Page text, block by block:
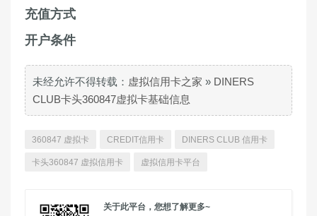
充值方式
开户条件
未经允许不得转载： 虚拟信用卡之家 » DINERS
CLUB卡头360847虚拟卡基础信息
360847 虚拟卡 CREDIT信用卡 DINERS CLUB 信用卡
卡头360847 虚拟信用卡 虚拟信用卡平台
关于此平台，您想了解更多~